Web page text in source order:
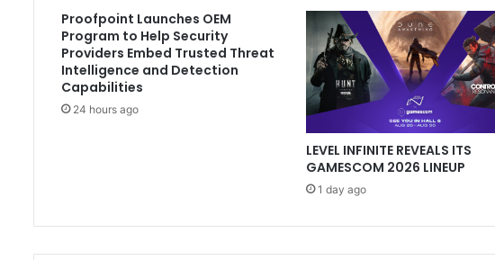
الأمثل
للعناية
بالمكيفات
Proofpoint Launches OEM
Program to Help Security
Providers Embed Trusted Threat
Intelligence and Detection
Capabilities
24 hours ago
LEVEL INFINITE REVEALS ITS
GAMESCOM 2026 LINEUP
1 day ago